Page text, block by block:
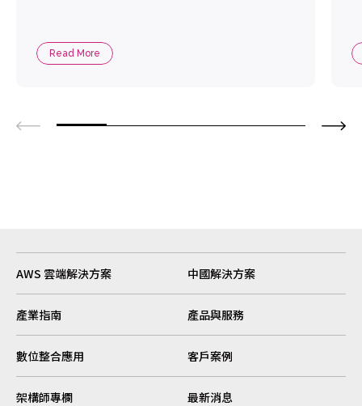
Read More
AWS 雲端解決方案 中國解決方案
產業指南 產品與服務
數位整合應用 客戶案例
架構師專欄 最新消息